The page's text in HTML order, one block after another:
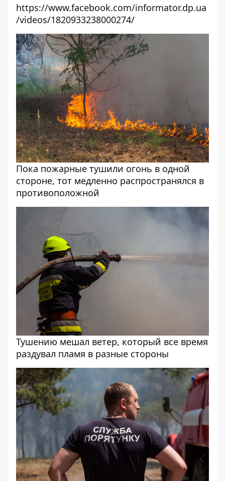
https://www.facebook.com/informator.dp.ua
/videos/1820933238000274/
Пока пожарные тушили огонь в одной
стороне, тот медленно распространялся в
противоположной
Тушению мешал ветер, который все время
раздувал пламя в разные стороны